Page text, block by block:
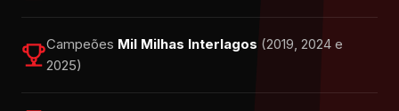
Campeões Mil Milhas Interlagos (2019, 2024 e
2025)